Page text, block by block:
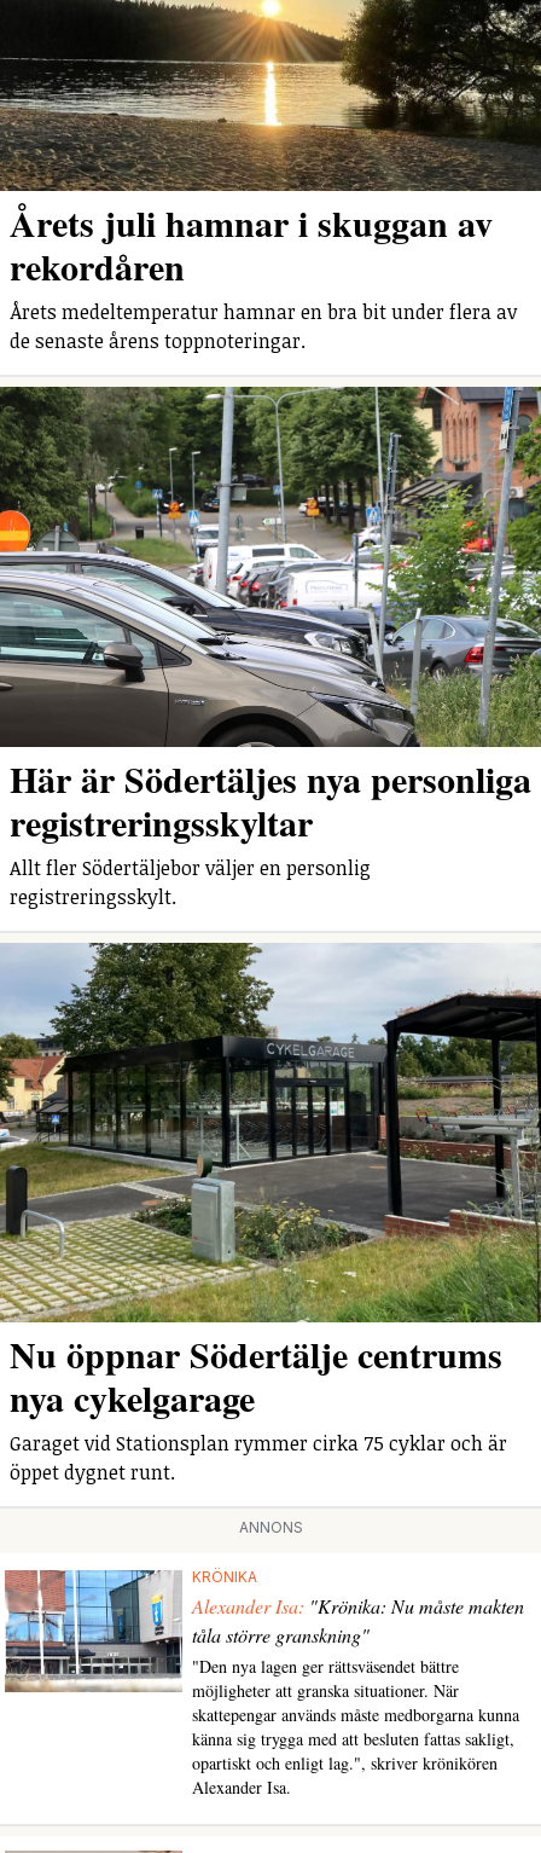
Årets juli hamnar i skuggan av
rekordåren
Årets medeltemperatur hamnar en bra bit under flera av
de senaste årens toppnoteringar.
Här är Södertäljes nya personliga
registreringsskyltar
Allt fler Södertäljebor väljer en personlig
registreringsskylt.
Nu öppnar Södertälje centrums
nya cykelgarage
Garaget vid Stationsplan rymmer cirka 75 cyklar och är
öppet dygnet runt.
ANNONS
KRÖNIKA
Alexander Isa: "Krönika: Nu måste makten
tåla större granskning"
"Den nya lagen ger rättsväsendet bättre
möjligheter att granska situationer. När
skattepengar används måste medborgarna kunna
känna sig trygga med att besluten fattas sakligt,
opartiskt och enligt lag.", skriver krönikören
Alexander Isa.